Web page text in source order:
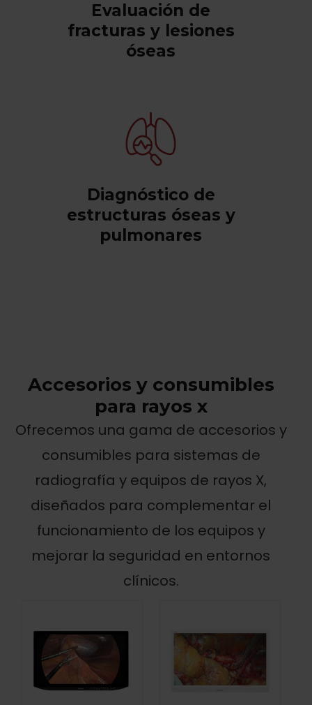
Evaluación de
fracturas y lesiones
óseas
Diagnóstico de
estructuras óseas y
pulmonares
Accesorios y consumibles
para rayos x
Ofrecemos una gama de accesorios y
consumibles para sistemas de
radiografía y equipos de rayos X,
diseñados para complementar el
funcionamiento de los equipos y
mejorar la seguridad en entornos
clínicos.